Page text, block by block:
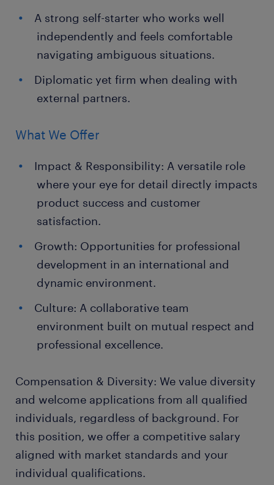
A strong self-starter who works well
independently and feels comfortable
navigating ambiguous situations.
Diplomatic yet firm when dealing with
external partners.
What We Offer
Impact & Responsibility: A versatile role
where your eye for detail directly impacts
product success and customer
satisfaction.
Growth: Opportunities for professional
development in an international and
dynamic environment.
Culture: A collaborative team
environment built on mutual respect and
professional excellence.
Compensation & Diversity: We value diversity
and welcome applications from all qualified
individuals, regardless of background. For
this position, we offer a competitive salary
aligned with market standards and your
individual qualifications.